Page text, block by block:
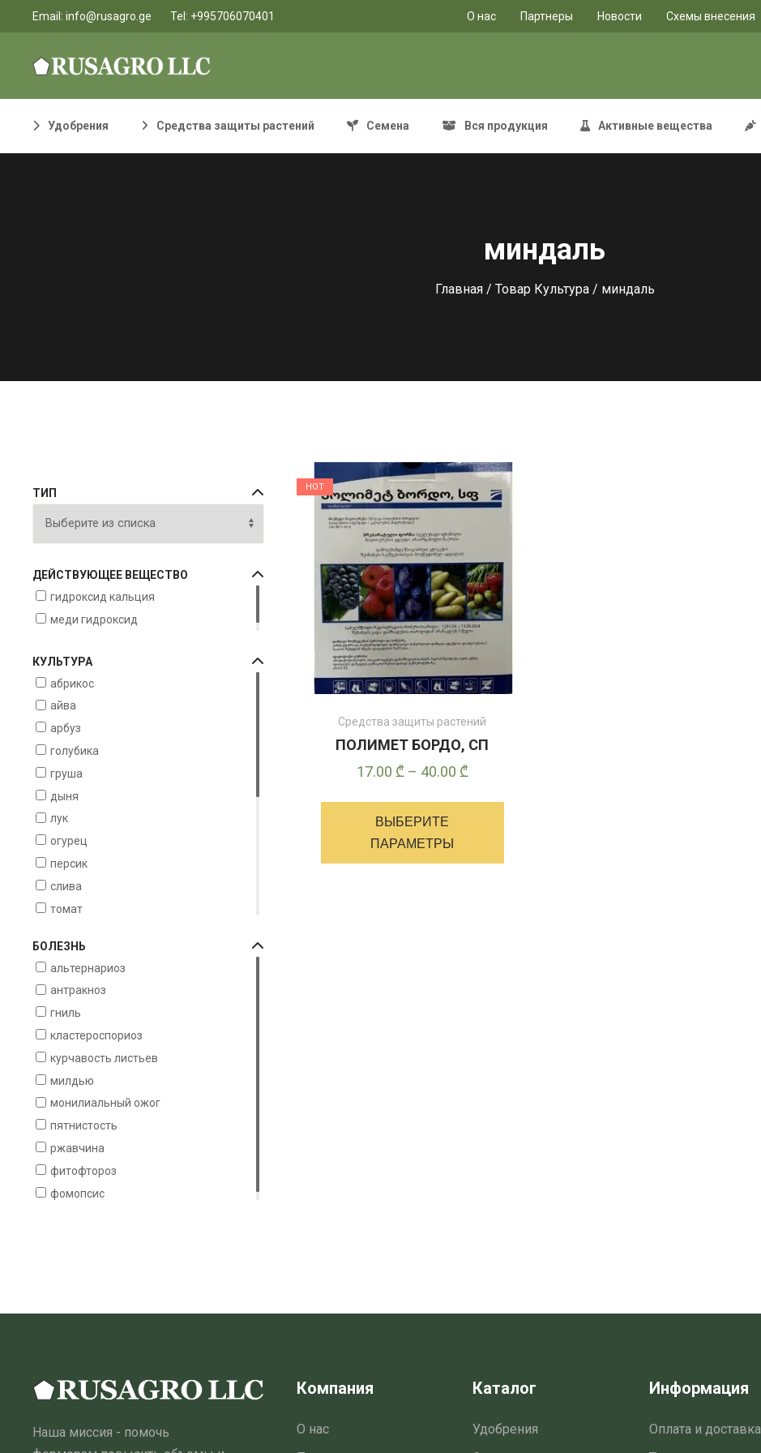
Email: info@rusagro.ge Tel: +995706070401 O нас Партнеры Новости Схемы внесения
Удобрения Средства защиты растений Семена Вся продукция Активные вещества
миндаль
Главная/ Товар Культура / миндаль
ТИП
ДЕЙСТВУЮЩЕЕ ВЕЩЕСТВО
гидроксид кальция
меди гидроксид
КУЛЬТУРА
абрикос
айва
арбуз
голубика
груша
дыня
лук
огурец
персик
слива
томат
цитрусовые
черешня
миндаль
чеснок
виноград
вишня
картофель
малина
яблоня
БОЛЕЗНЬ
альтернариоз
антракноз
гниль
кластероспориоз
курчавость листьев
милдью
монилиальный ожог
пятнистость
ржавчина
фитофтороз
фомопсис
HOT
Средства защиты растений
ПОЛИМЕТ БОРДО, СП
17.00 ₾ – 40.00 ₾Диапазон
ВЫБЕРИТЕ
ПАРАМЕТРЫ
Наша миссия - помочь
Компания
О нас
Каталог
Удобрения
Информация
Оплата и доставка